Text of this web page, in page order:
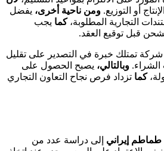
أو التوزيع. ومن ناحية أخرى، يفضل
التجارية المطلوبة،كما يجب
قبل توقيع العقد.
شركة تمتلك خبرة في التصدير على تقليل
وبالتالي، يصبح الحصول على
كما تزداد فرص نجاح التعاون التجاري
إيراني إلى دراسة عدد من